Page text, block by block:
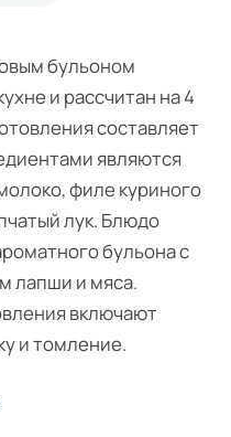
бульоном
и рассчитан на 4
составляет
являются
филе куриного
лук. Блюдо
бульона с
лапши и мяса.
включают
и томление.